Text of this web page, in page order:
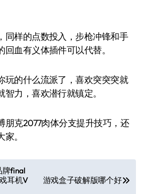
样的点数投入，步枪冲锋和手
血有义体插件可以代替。
的什么流派了，喜欢突突突就
智力，喜欢潜行就镇定。
克2077肉体分支提升技巧，还
。
牌final
耳机V
游戏盒子破解版哪个好